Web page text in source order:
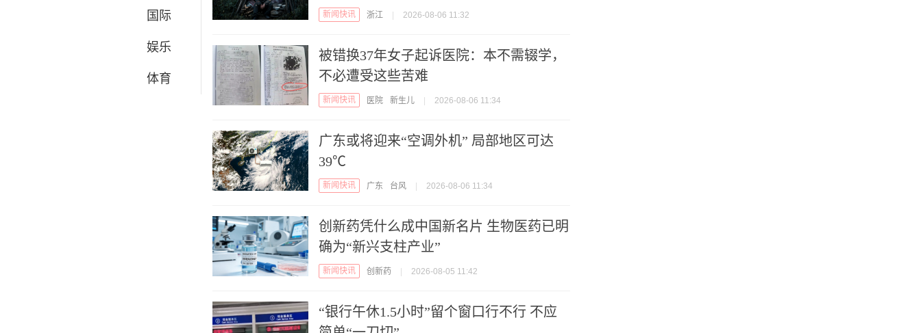
国际
娱乐
体育
新闻快讯 浙江 | 2026-08-06 11:32
被错换37年女子起诉医院：本不需辍学，
不必遭受这些苦难
新闻快讯 医院 新生儿 | 2026-08-06 11:34
广东或将迎来“空调外机” 局部地区可达
39℃
新闻快讯 广东 台风 | 2026-08-06 11:34
创新药凭什么成中国新名片 生物医药已明
确为“新兴支柱产业”
新闻快讯 创新药 | 2026-08-05 11:42
“银行午休1.5小时”留个窗口行不行 不应